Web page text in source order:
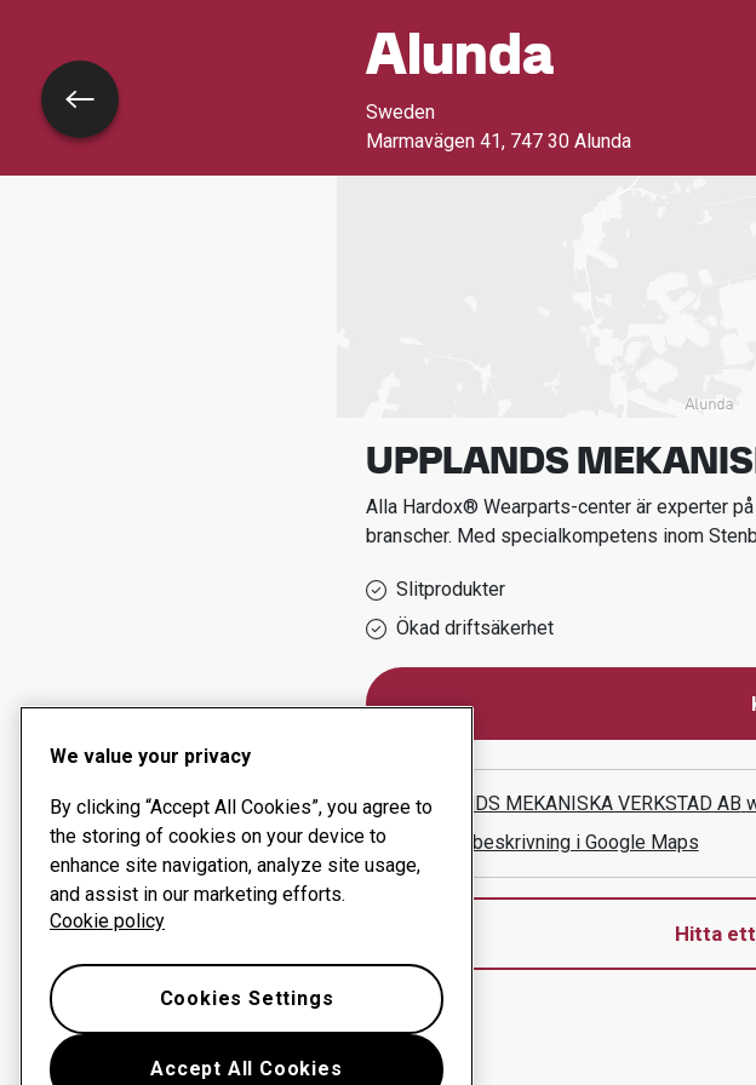
Alunda
Sweden
Marmavägen 41, 747 30 Alunda
UPPLANDS
Alla Hardox® Wearparts-center är experter
branscher. Med specialkompetens inom
Slitprodukter
Ökad driftsäkerhet
UPPLANDS MEKANISKA VERKSTAD AB
Visa vägbeskrivning i Google Maps
Hitta
Tillbaka
We value your privacy
By clicking “Accept All Cookies”, you agree to
the storing of cookies on your device to
enhance site navigation, analyze site usage,
and assist in our marketing efforts.
Cookie policy
Accept All Cookies
Cookies Settings